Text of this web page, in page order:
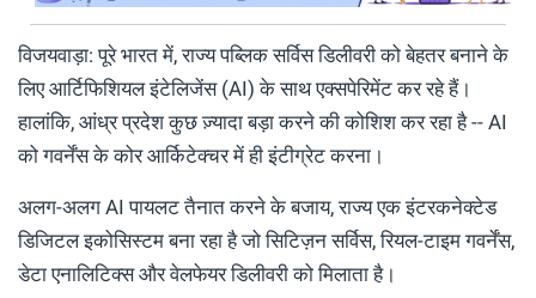
विजयवाड़ा: पूरे भारत में, राज्य पब्लिक सर्विस डिलीवरी को बेहतर बनाने के
लिए आर्टिफिशियल इंटेलिजेंस (AI) के साथ एक्सपेरिमेंट कर रहे हैं।
हालांकि, आंध्र प्रदेश कुछ ज़्यादा बड़ा करने की कोशिश कर रहा है -- AI
को गवर्नेंस के कोर आर्किटेक्चर में ही इंटीग्रेट करना।
अलग-अलग AI पायलट तैनात करने के बजाय, राज्य एक इंटरकनेक्टेड
डिजिटल इकोसिस्टम बना रहा है जो सिटिज़न सर्विस, रियल-टाइम गवर्नेंस,
डेटा एनालिटिक्स और वेलफेयर डिलीवरी को मिलाता है।